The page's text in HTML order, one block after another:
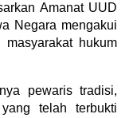
Amanat UUD
Negara mengakui
masyarakat hukum
pewaris tradisi,
telah terbukti